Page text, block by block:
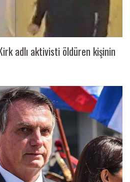
adlı aktivisti öldüren kişinin